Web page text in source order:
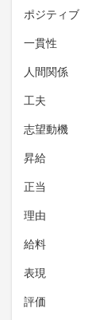
ポジティブ
一貫性
人間関係
工夫
志望動機
昇給
正当
理由
給料
表現
評価